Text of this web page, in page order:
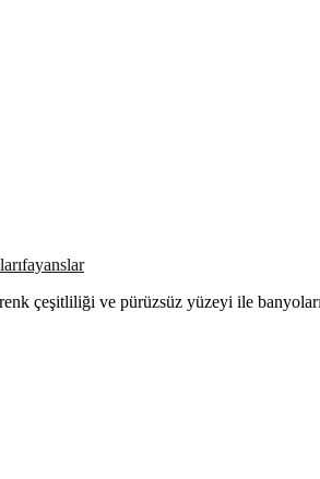
fayanslar
çeşitliliği ve pürüzsüz yüzeyi ile